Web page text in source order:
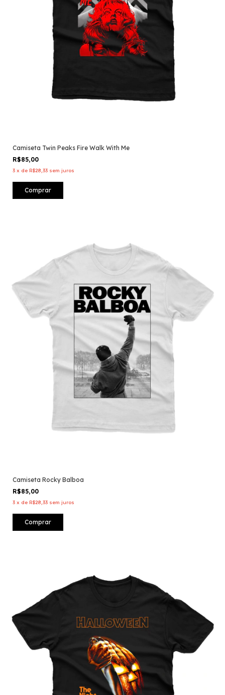
Camiseta Twin Peaks Fire Walk With Me
R$85,00
3 x de R$28,33 sem juros
Comprar
Camiseta Rocky Balboa
R$85,00
3 x de R$28,33 sem juros
Comprar